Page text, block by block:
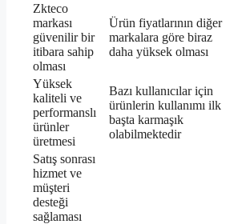
Zkteco
markası
güvenilir bir
itibara sahip
olması
Ürün fiyatlarının diğer
markalara göre biraz
daha yüksek olması
Yüksek
kaliteli ve
performanslı
ürünler
üretmesi
Bazı kullanıcılar için
ürünlerin kullanımı ilk
başta karmaşık
olabilmektedir
Satış sonrası
hizmet ve
müşteri
desteği
sağlaması